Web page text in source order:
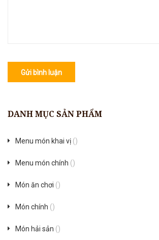
Gửi bình luận
DANH MỤC SẢN PHẨM
Menu món khai vị ()
Menu món chính ()
Món ăn chơi ()
Món chính ()
Món hải sản ()